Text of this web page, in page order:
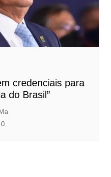
credenciais para
do Brasil”
0